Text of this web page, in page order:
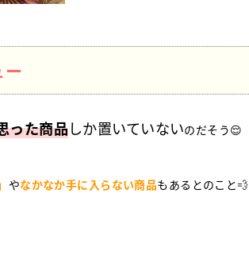
った商品しか置いていないのだそう😌
やなかなか手に入らない商品もあるとのこと💨